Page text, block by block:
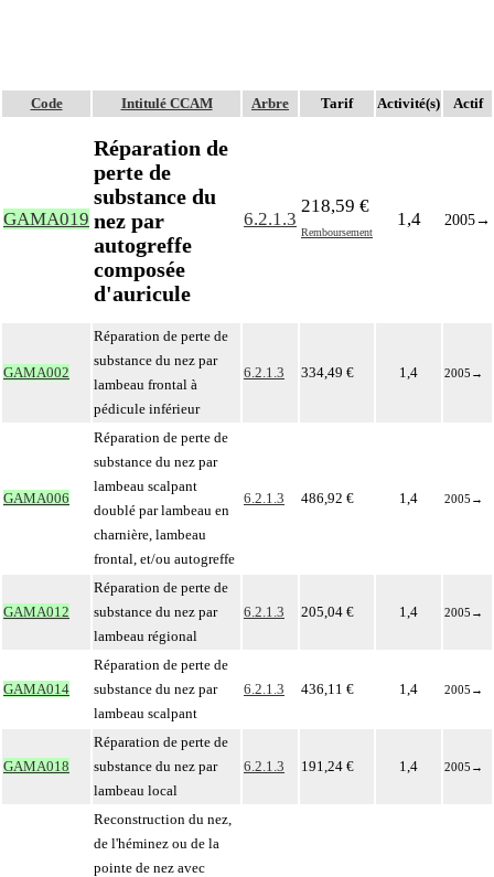
Code Intitulé CCAM Arbre Tarif Activité(s) Actif
GAMA019
Réparation de
perte de
substance du
nez par
autogreffe
composée
d'auricule
6.2.1.3
218,59 €
Remboursement
1,4 2005→
GAMA002
Réparation de perte de
substance du nez par
lambeau frontal à
pédicule inférieur
6.2.1.3 334,49 € 1,4 2005 →
GAMA006
Réparation de perte de
substance du nez par
lambeau scalpant
doublé par lambeau en
charnière, lambeau
frontal, et/ou autogreffe
6.2.1.3 486,92 € 1,4 2005 →
GAMA012
Réparation de perte de
substance du nez par
lambeau régional
6.2.1.3 205,04 € 1,4 2005 →
GAMA014
Réparation de perte de
substance du nez par
lambeau scalpant
6.2.1.3 436,11 € 1,4 2005 →
GAMA018
Réparation de perte de
substance du nez par
lambeau local
6.2.1.3 191,24 € 1,4 2005 →
Reconstruction du nez,
de l'héminez ou de la
pointe de nez avec